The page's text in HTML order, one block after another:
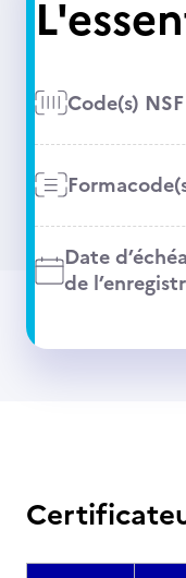
Code(s) NSF
Date
de